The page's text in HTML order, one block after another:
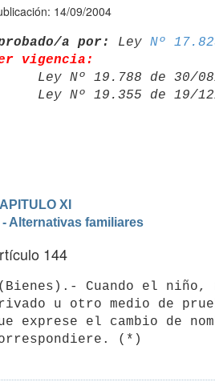
14/09/2004
a por: Ley Nº
vigencia:
Ley Nº 19.788 de 30/
Ley Nº 19.355 de
XI
- Alternativas familiares
144
u otro medio de
exprese el cambio de
(*)